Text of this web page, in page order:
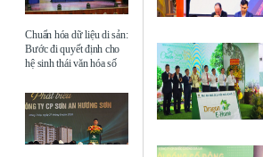
Chuẩn hóa dữ liệu di sản:
Bước đi quyết định cho
hệ sinh thái văn hóa số